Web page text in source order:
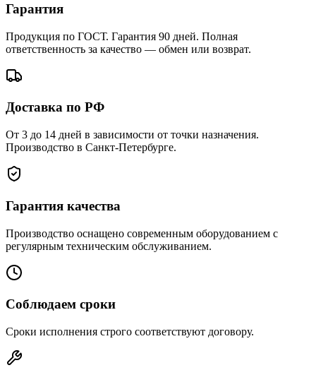
Гарантия
Продукция по ГОСТ. Гарантия 90 дней. Полная
ответственность за качество — обмен или возврат.
Доставка по РФ
От 3 до 14 дней в зависимости от точки назначения.
Производство в Санкт-Петербурге.
Гарантия качества
Производство оснащено современным оборудованием с
регулярным техническим обслуживанием.
Соблюдаем сроки
Сроки исполнения строго соответствуют договору.